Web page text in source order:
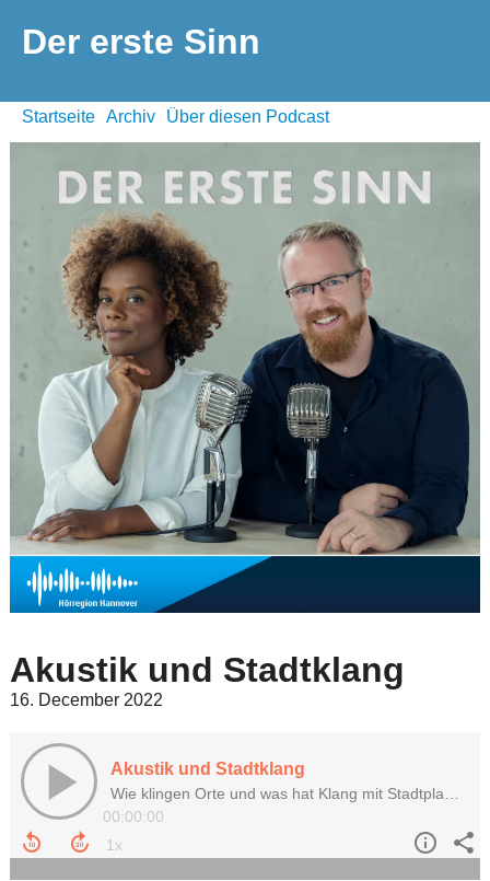
Der erste Sinn
Startseite Archiv Über diesen Podcast
Akustik und Stadtklang
16. December 2022
Akustik und Stadtklang
Wie klingen Orte und was hat Klang mit Stadtplanung zu tun? Mit Michael Oehlerking und Dr. Thomas Kositzky
00:00:00